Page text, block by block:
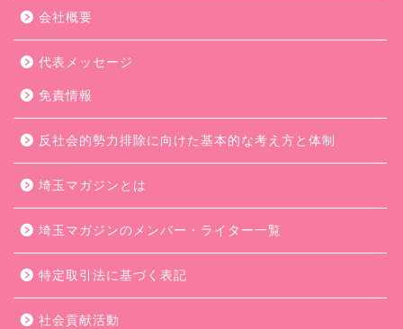
会社概要
代表メッセージ
免責情報
反社会的勢力排除に向けた基本的な考え方と体制
埼玉マガジンとは
埼玉マガジンのメンバー・ライター一覧
特定取引法に基づく表記
社会貢献活動